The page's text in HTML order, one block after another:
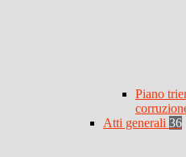
Piano
Atti generali 36